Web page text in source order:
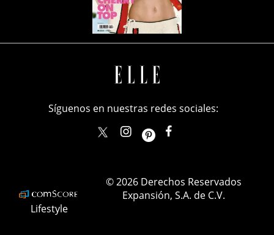
Síguenos en nuestras redes sociales:
elle_mexicoellemexico
Lifestyle
© 2026 Derechos Reservados
Expansión, S.A. de C.V.